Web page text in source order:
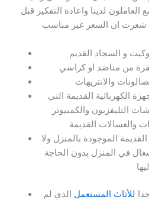
لدينا واعادة التفكير قبل
الكهربائية القديمة التي
التليفزيون والكمبيوتر
الموجودة بالمنزل ولا
في المنزل بدون الحاجة
للأثاث المستعمل الذي لم